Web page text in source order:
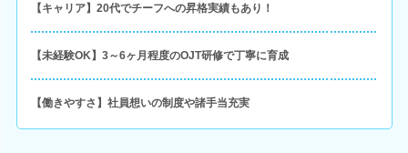
【キャリア】20代でチーフへの昇格実績もあり！
【未経験OK】3～6ヶ月程度のOJT研修で丁寧に育成
【働きやすさ】社員想いの制度や諸手当充実